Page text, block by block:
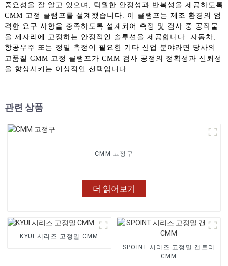
중요성을 잘 알고 있으며, 탁월한 안정성과 반복성을 제공하도록
CMM 고정 클램프를 설계했습니다. 이 클램프는 제조 환경의 엄
격한 요구 사항을 충족하도록 설계되어 측정 및 검사 중 공작물
을 제자리에 고정하는 안정적인 솔루션을 제공합니다. 자동차,
항공우주 또는 정밀 측정이 필요한 기타 산업 분야라면 당사의
고품질 CMM 고정 클램프가 CMM 검사 공정의 정확성과 신뢰성
을 향상시키는 이상적인 선택입니다.
관련 상품
CMM 고정구
더 읽어보기
KYUI 시리즈 고정밀 CMM
SPOINT 시리즈 고정밀 갠트리
CMM